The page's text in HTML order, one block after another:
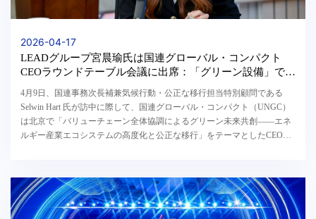
2026-04-17
LEADグループ宮晨瑜氏は国連グローバル・コンパクト
CEOラウンドテーブル会議に出席：「グリーン設備」で公
正なエネルギー・トランジションに力を注ぐ
4月9日、国連事務次長補兼気候行動・公正な移行担当特別顧問である
Selwin Hart 氏が訪中に際して、国連グローバル・コンパクト（UNGC）
は北京で「バリューチェーン全体協調によるグリーン未来共創――エネ
ルギー産業エコシステムの高度化と公正な移行」をテーマとしたCEOラ